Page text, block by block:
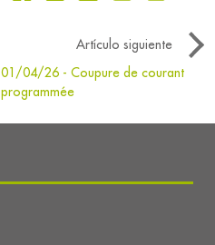
Artículo siguiente
01/04/26 - Coupure de courant
programmée